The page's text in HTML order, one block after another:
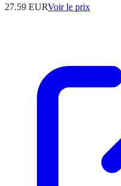
27.59 EURVoir le prix